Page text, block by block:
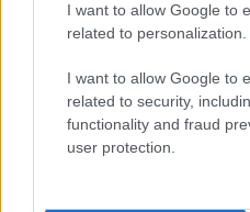
I want to allow Google to
related to personalization.
I want to allow Google to
related to security,
functionality and fraud
user protection.